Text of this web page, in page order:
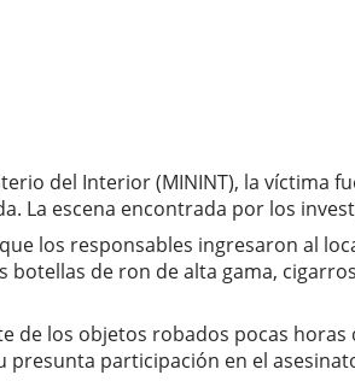
del Interior (MININT), la víctima
La escena encontrada por los
los responsables ingresaron al
de ron de alta gama,
de los objetos robados pocas
participación en el